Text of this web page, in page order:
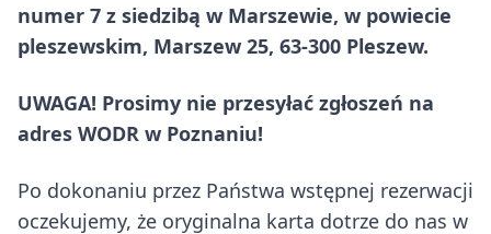
numer 7 z siedzibą w Marszewie, w powiecie
pleszewskim, Marszew 25, 63-300 Pleszew.
UWAGA! Prosimy nie przesyłać zgłoszeń na
adres WODR w Poznaniu!
Po dokonaniu przez Państwa wstępnej rezerwacji
oczekujemy, że oryginalna karta dotrze do nas w